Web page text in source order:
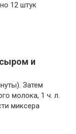
12 штук
и
Затем
молока, 1 ч. л.
миксера